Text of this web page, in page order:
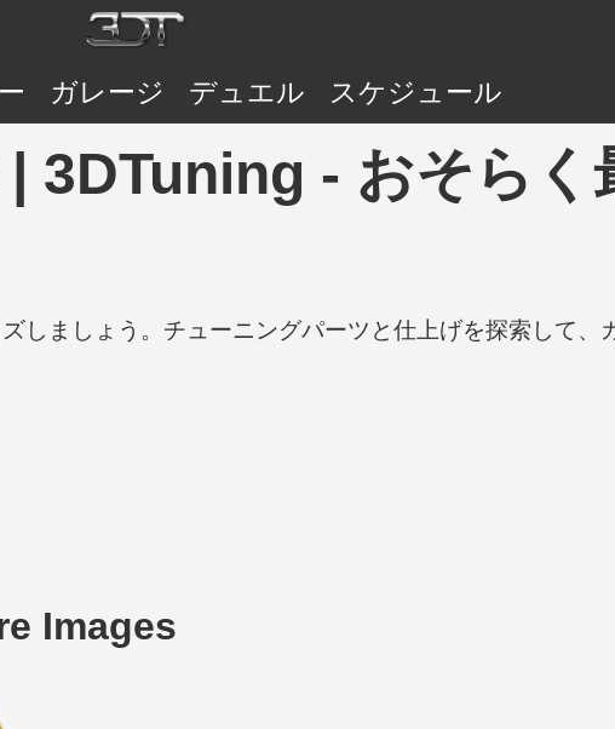
ガレージ デュエル スケジュール
3DTuning - おそらく
しましょう。チューニングパーツと仕上げを探索して、
Images